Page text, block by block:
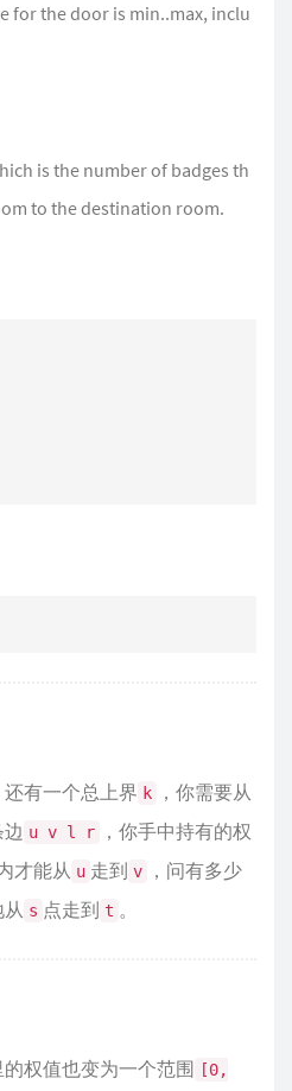
for the door is min..max, inclu
is the number of badges th
to the destination room.
有一个总上界 k ，你需要从
u v l r
，你手中持有的权
才能从 u 走到 v
，问有多少
s 点走到 t 。
权值也变为一个范围 [0,